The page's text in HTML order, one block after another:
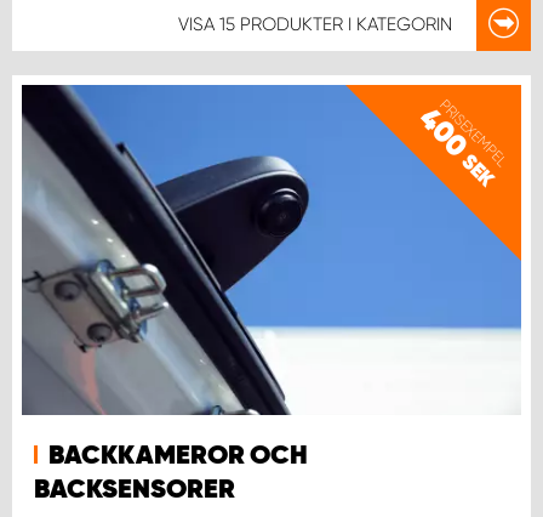
VISA 15 PRODUKTER I KATEGORIN
PRISEXEMPEL
400
SEK
BACKKAMEROR OCH
BACKSENSORER
WORK SYSTEM STAFFANSTORP
WORK SYSTEM STOCKHOLM NORR
WORK SYSTEM STOCKHOLM SYD
WORK SYSTEM SUNDSVALL
WORK SYSTEM TRESTAD